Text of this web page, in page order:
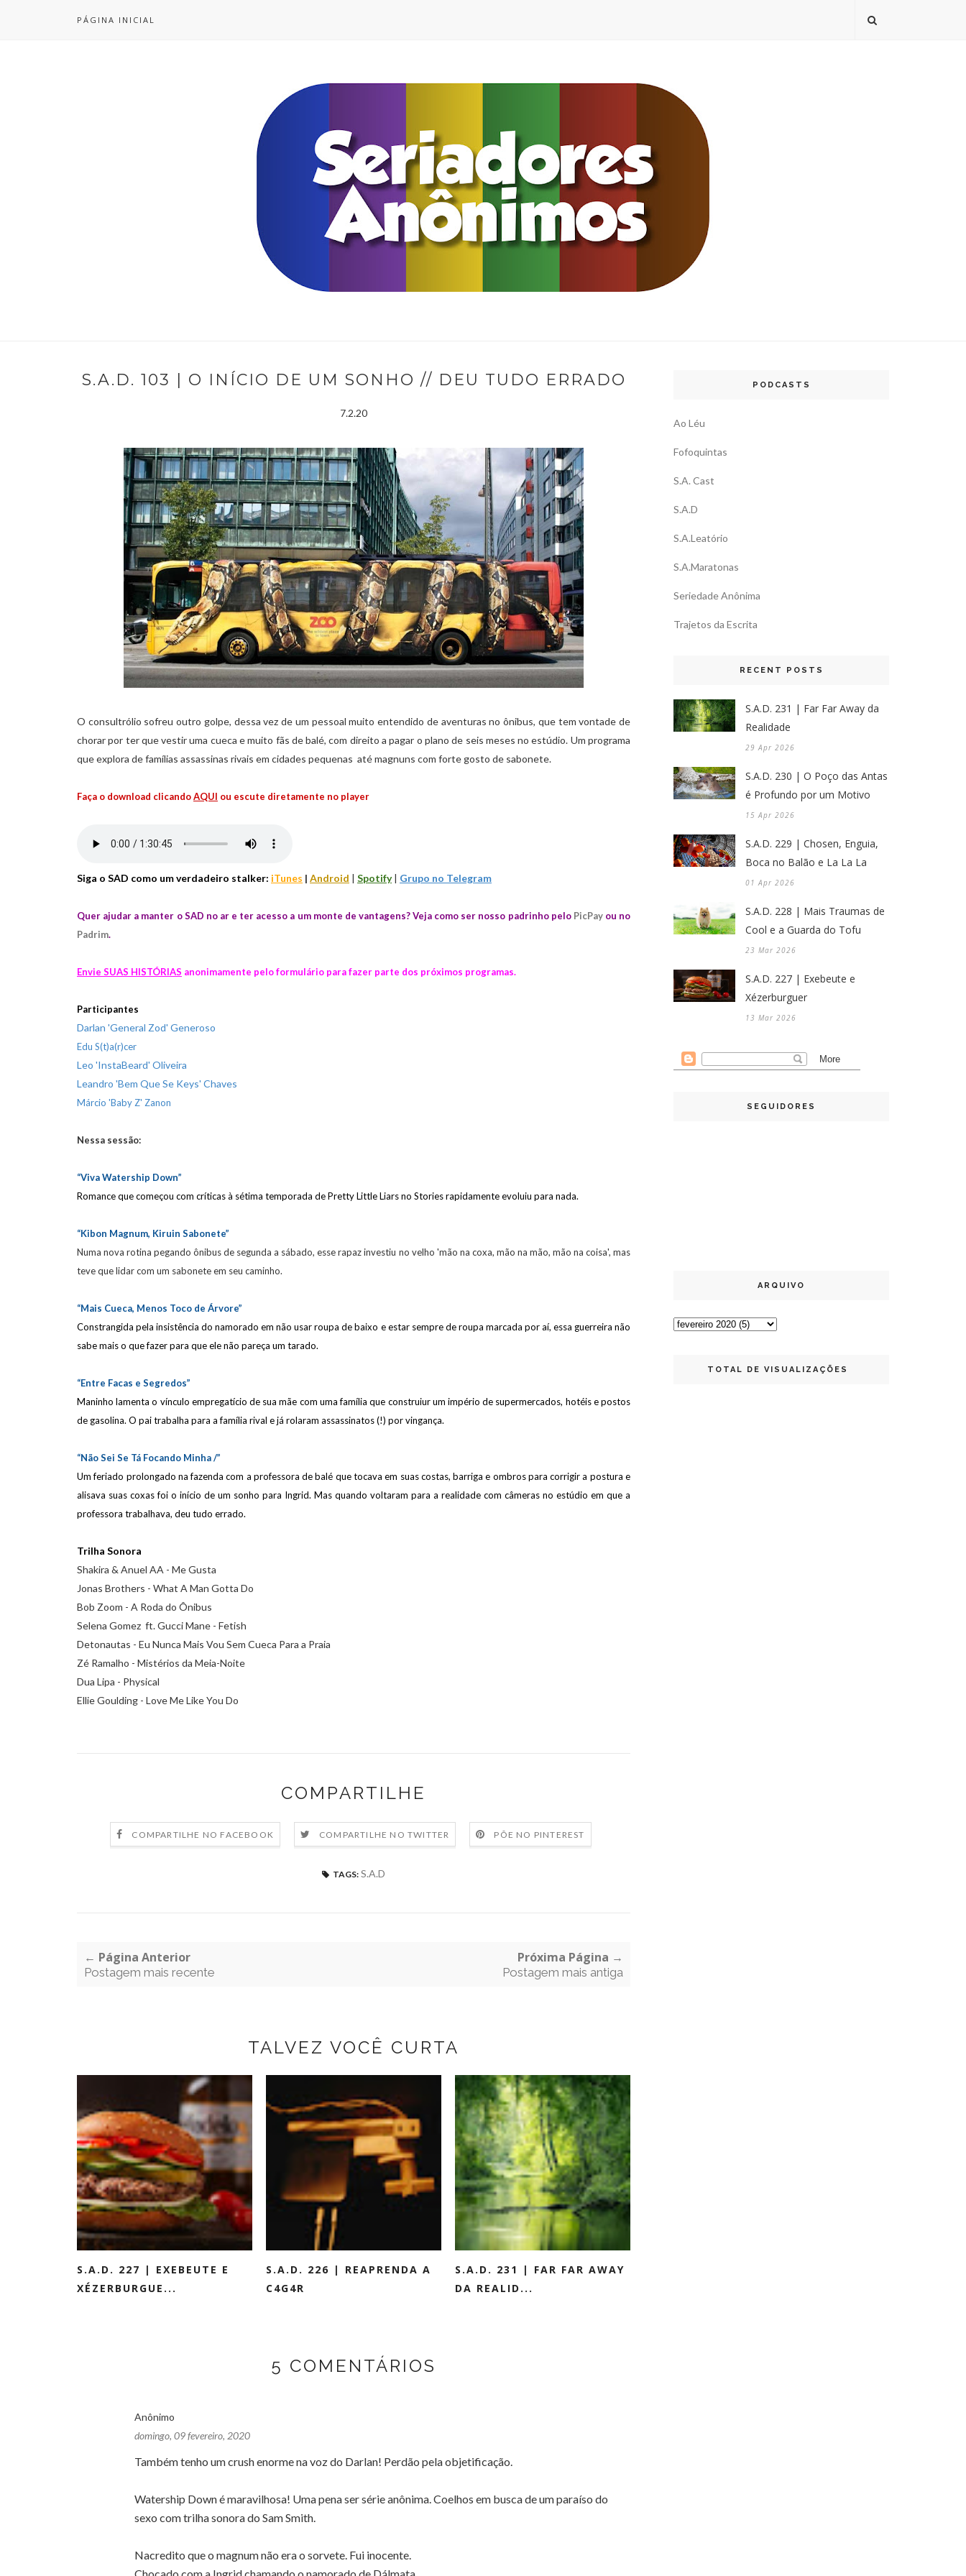
PÁGINA INICIAL
S.A.D. 103 | O INÍCIO DE UM SONHO // DEU TUDO ERRADO
7.2.20
O consultrólio sofreu outro golpe, dessa vez de um pessoal muito entendido de aventuras no ônibus, que tem vontade de
chorar por ter que vestir uma cueca e muito fãs de balé, com direito a pagar o plano de seis meses no estúdio. Um programa
que explora de famílias assassinas rivais em cidades pequenas até magnuns com forte gosto de sabonete.
Faça o download clicandoAQUI ou escute diretamente no player
Siga o SAD como um verdadeiro stalker: iTunes | Android | Spotify| Grupo no Telegram
Quer ajudar a manter o SAD no ar e ter acesso a um monte de vantagens? Veja como ser nosso padrinho pelo PicPayou no
Padrim.
Envie SUAS HISTÓRIAS anonimamente pelo formulário para fazer parte dos próximos programas.
Participantes
Darlan 'General Zod' Generoso
Edu S(t)a(r)cer
Leo 'InstaBeard' Oliveira
Leandro 'Bem Que Se Keys' Chaves
Márcio 'Baby Z' Zanon
Nessa sessão:
“Viva Watership Down”
Romance que começou com críticas à sétima temporada de Pretty Little Liars no Stories rapidamente evoluiu para nada.
“Kibon Magnum, Kiruin Sabonete”
Numa nova rotina pegando ônibus de segunda a sábado, esse rapaz investiu no velho 'mão na coxa, mão na mão, mão na coisa', mas
teve que lidar com um sabonete em seu caminho.
“Mais Cueca, Menos Toco de Árvore”
Constrangida pela insistência do namorado em não usar roupa de baixo e estar sempre de roupa marcada por aí, essa guerreira não
sabe mais o que fazer para que ele não pareça um tarado.
“Entre Facas e Segredos”
Maninho lamenta o vínculo empregatício de sua mãe com uma família que construiur um império de supermercados, hotéis e postos
de gasolina. O pai trabalha para a família rival e já rolaram assassinatos (!) por vingança.
“Não Sei Se Tá Focando Minha /”
Um feriado prolongado na fazenda com a professora de balé que tocava em suas costas, barriga e ombros para corrigir a postura e
alisava suas coxas foi o início de um sonho para Ingrid. Mas quando voltaram para a realidade com câmeras no estúdio em que a
professora trabalhava, deu tudo errado.
Trilha Sonora
Shakira & Anuel AA - Me Gusta
Jonas Brothers - What A Man Gotta Do
Bob Zoom - A Roda do Ônibus
Selena Gomez ft. Gucci Mane - Fetish
Detonautas - Eu Nunca Mais Vou Sem Cueca Para a Praia
Zé Ramalho - Mistérios da Meia-Noite
Dua Lipa - Physical
Ellie Goulding - Love Me Like You Do
COMPARTILHE
COMPARTILHE NO FACEBOOK COMPARTILHE NO TWITTER PÕE NO PINTEREST
TAGS: S.A.D
← Página Anterior
Postagem mais recente
Próxima Página →
Postagem mais antiga
TALVEZ VOCÊ CURTA
S.A.D. 227 | EXEBEUTE E
XÉZERBURGUE...
S.A.D. 226 | REAPRENDA A
C4G4R
S.A.D. 231 | FAR FAR AWAY
DA REALID...
5 COMENTÁRIOS
Anônimo
domingo, 09 fevereiro, 2020
Também tenho um crush enorme na voz do Darlan! Perdão pela objetificação.
Watership Down é maravilhosa! Uma pena ser série anônima. Coelhos em busca de um paraíso do
sexo com trilha sonora do Sam Smith.
Nacredito que o magnum não era o sorvete. Fui inocente.
PODCASTS
Ao Léu
Fofoquintas
S.A. Cast
S.A.D
S.A.Leatório
S.A.Maratonas
Seriedade Anônima
Trajetos da Escrita
RECENT POSTS
S.A.D. 231 | Far Far Away da
Realidade
29 Apr 2026
S.A.D. 230 | O Poço das Antas
é Profundo por um Motivo
15 Apr 2026
S.A.D. 229 | Chosen, Enguia,
Boca no Balão e La La La
01 Apr 2026
S.A.D. 228 | Mais Traumas de
Cool e a Guarda do Tofu
23 Mar 2026
S.A.D. 227 | Exebeute e
Xézerburguer
13 Mar 2026
SEGUIDORES
ARQUIVO
TOTAL DE VISUALIZAÇÕES